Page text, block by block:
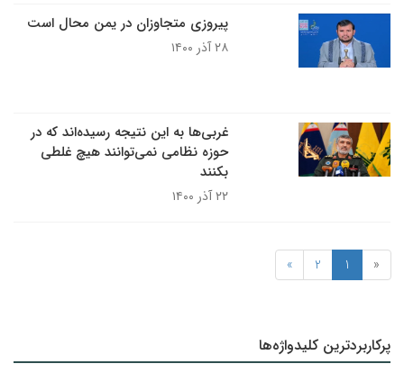
پیروزی متجاوزان در یمن محال است
۲۸ آذر ۱۴۰۰
غربی‌ها به این نتیجه رسیده‌اند که در
حوزه نظامی نمی‌توانند هیچ غلطی
بکنند
۲۲ آذر ۱۴۰۰
«
1
2
»
پرکاربردترین کلیدواژه‌ها